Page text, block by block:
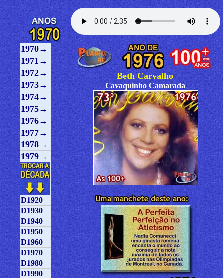
1970→
1971→
1972→
1973→
1974→
1975→
1976→
1977→
1978→
1979→
D1920
D1930
D1940
D1950
D1960
D1970
D1980
D1990
Beth Carvalho
Cavaquinho Camarada